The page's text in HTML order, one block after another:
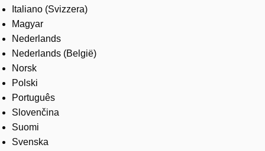
Italiano (Svizzera)
Magyar
Nederlands
Nederlands (België)
Norsk
Polski
Português
Slovenčina
Suomi
Svenska